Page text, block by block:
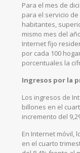
Para el mes de
para el servicio
habitantes,
mismo mes del
Internet fijo
por cada 100
porcentuales la
Ingresos por la
Los ingresos de
billones en el
incremento del
En Internet móvil,
en el cuarto